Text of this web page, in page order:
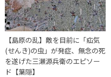
【島原の乱】敵を目前に「疝気
(せんき)の虫」が発症、無念の死
を遂げた三瀬源兵衛のエピソー
ド【葉隠】